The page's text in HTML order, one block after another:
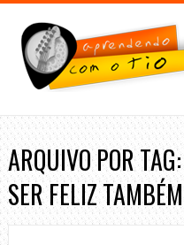
ARQUIVO POR
SER FELIZ TAMBÉM